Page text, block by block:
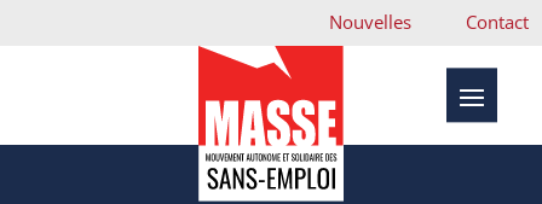
Nouvelles Contact